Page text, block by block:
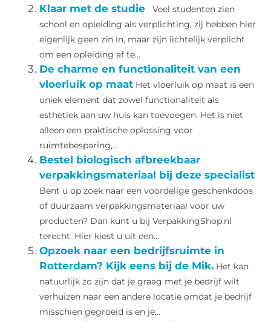
Klaar met de studie
Veel studenten zien
school en opleiding als verplichting, zij hebben hier
eigenlijk geen zin in, maar zijn lichtelijk verplicht
om een opleiding af te...
De charme en functionaliteit van een
vloerluik op maat Het vloerluik op maat is een
uniek element dat zowel functionaliteit als
esthetiek aan uw huis kan toevoegen. Het is niet
alleen een praktische oplossing voor
ruimtebesparing,...
Bestel biologisch afbreekbaar
verpakkingsmateriaal bij deze specialist
Bent u op zoek naar een voordelige geschenkdoos
of duurzaam verpakkingsmateriaal voor uw
producten? Dan kunt u bij VerpakkingShop.nl
terecht. Hier kiest u uit een...
Opzoek naar een bedrijfsruimte in
Rotterdam? Kijk eens bij de Mik. Het kan
natuurlijk zo zijn dat je graag met je bedrijf wilt
verhuizen naar een andere locatie omdat je bedrijf
misschien gegroeid is en je...